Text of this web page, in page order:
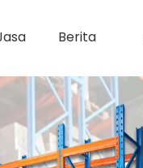
Berita